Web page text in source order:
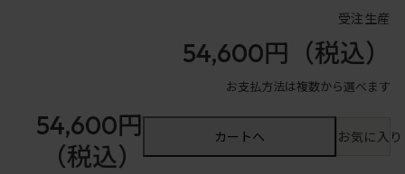
受注生産
54,600円 （税込）
お支払方法は複数から選べます
54,600円
（税込）
カートへ お気に入